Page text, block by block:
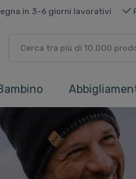
in 3-6 giorni lavorativi